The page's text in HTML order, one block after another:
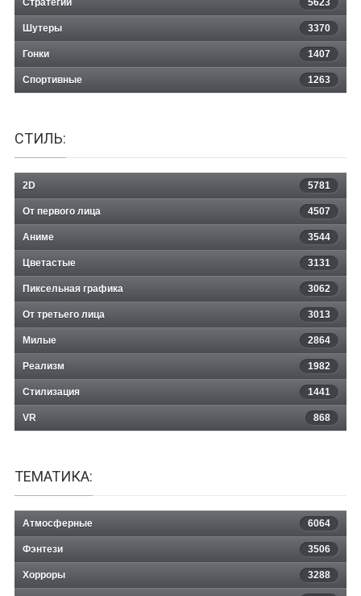
Стратегии 5623
Шутеры 3370
Гонки 1407
Спортивные 1263
СТИЛЬ:
2D 5781
От первого лица 4507
Аниме 3544
Цветастые 3131
Пиксельная графика 3062
От третьего лица 3013
Милые 2864
Реализм 1982
Стилизация 1441
VR 868
ТЕМАТИКА:
Атмосферные 6064
Фэнтези 3506
Хорроры 3288